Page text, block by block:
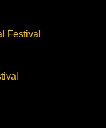
Festival